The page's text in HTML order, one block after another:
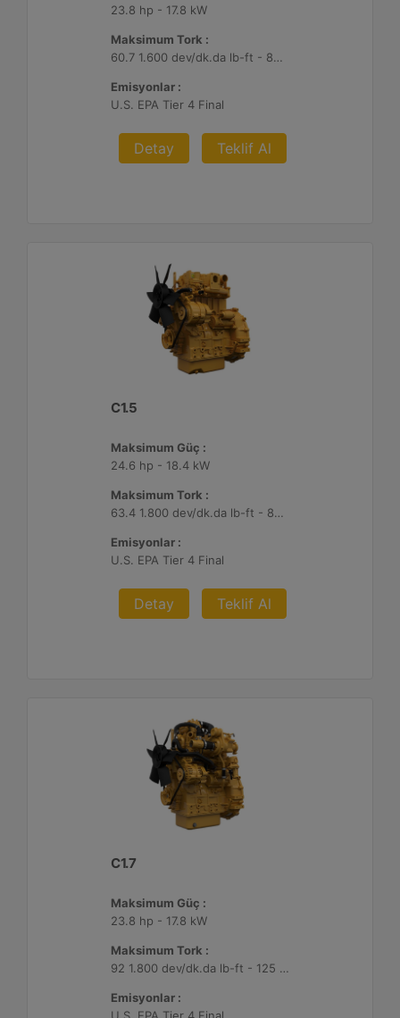
23.8 hp - 17.8 kW
Maksimum Tork :
60.7 1.600 dev/dk.da lb-ft - 82.3 1.600 dev/dk.da Nm
Emisyonlar :
U.S. EPA Tier 4 Final
Detay Teklif Al
C1.5
Maksimum Güç :
24.6 hp - 18.4 kW
Maksimum Tork :
63.4 1.800 dev/dk.da lb-ft - 86 1.800 dev/dk.da Nm
Emisyonlar :
U.S. EPA Tier 4 Final
Detay Teklif Al
C1.7
Maksimum Güç :
23.8 hp - 17.8 kW
Maksimum Tork :
92 1.800 dev/dk.da lb-ft - 125 1.800 dev/dk.da Nm
Emisyonlar :